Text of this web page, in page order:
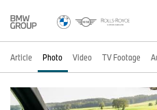
Article Photo Video TV Footage